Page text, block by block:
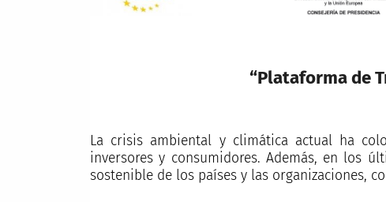
“Plataforma de
La crisis ambiental y climática actual ha
inversores y consumidores. Además, en los
sostenible de los países y las organizaciones,